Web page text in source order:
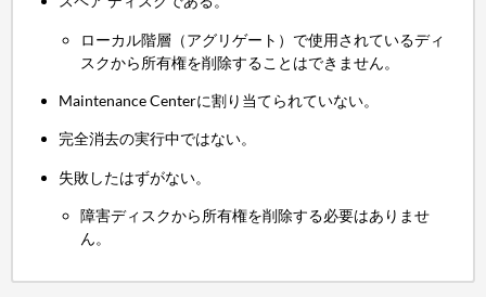
ローカル階層（アグリゲート）で使用されているディ
スクから所有権を削除することはできません。
Maintenance Centerに割り当てられていない。
完全消去の実行中ではない。
失敗したはずがない。
障害ディスクから所有権を削除する必要はありませ
ん。